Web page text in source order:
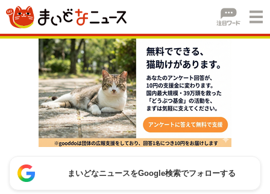
まいどなニュースをGoogle検索でフォローする